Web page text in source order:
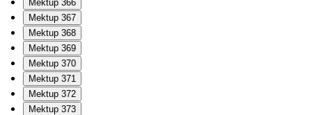
Mektup 366
Mektup 367
Mektup 368
Mektup 369
Mektup 370
Mektup 371
Mektup 372
Mektup 373